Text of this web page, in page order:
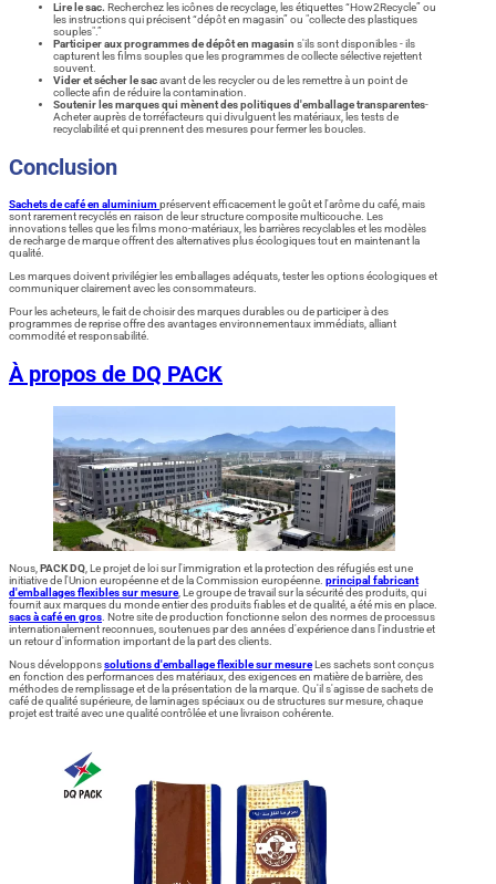
Lire le sac. Recherchez les icônes de recyclage, les étiquettes “How2Recycle” ou
les instructions qui précisent “dépôt en magasin” ou "collecte des plastiques
souples".”
Participer aux programmes de dépôt en magasin s'ils sont disponibles - ils
capturent les films souples que les programmes de collecte sélective rejettent
souvent.
Vider et sécher le sacavant de les recycler ou de les remettre à un point de
collecte afin de réduire la contamination.
Soutenir les marques qui mènent des politiques d'emballage transparentes-
Acheter auprès de torréfacteurs qui divulguent les matériaux, les tests de
recyclabilité et qui prennent des mesures pour fermer les boucles.
Conclusion
Sachets de café en aluminiumpréservent efficacement le goût et l'arôme du café, mais
sont rarement recyclés en raison de leur structure composite multicouche. Les
innovations telles que les films mono-matériaux, les barrières recyclables et les modèles
de recharge de marque offrent des alternatives plus écologiques tout en maintenant la
qualité.
Les marques doivent privilégier les emballages adéquats, tester les options écologiques et
communiquer clairement avec les consommateurs.
Pour les acheteurs, le fait de choisir des marques durables ou de participer à des
programmes de reprise offre des avantages environnementaux immédiats, alliant
commodité et responsabilité.
À propos de DQ PACK
Nous,PACK DQ, Le projet de loi sur l'immigration et la protection des réfugiés est une
initiative de l'Union européenne et de la Commission européenne. principal fabricant
d'emballages flexibles sur mesure, Le groupe de travail sur la sécurité des produits, qui
fournit aux marques du monde entier des produits fiables et de qualité, a été mis en place.
sacs à café en gros. Notre site de production fonctionne selon des normes de processus
internationalement reconnues, soutenues par des années d'expérience dans l'industrie et
un retour d'information important de la part des clients.
Nous développonssolutions d'emballage flexible sur mesureLes sachets sont conçus
en fonction des performances des matériaux, des exigences en matière de barrière, des
méthodes de remplissage et de la présentation de la marque. Qu'il s'agisse de sachets de
café de qualité supérieure, de laminages spéciaux ou de structures sur mesure, chaque
projet est traité avec une qualité contrôlée et une livraison cohérente.